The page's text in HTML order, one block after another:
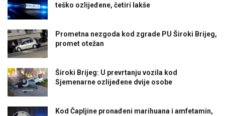
teško ozlijeđene, četiri lakše
Prometna nezgoda kod zgrade PU Široki Brijeg,
promet otežan
Široki Brijeg: U prevrtanju vozila kod
Sjemenarne ozlijeđene dvije osobe
Kod Čapljine pronađeni marihuana i amfetamin,